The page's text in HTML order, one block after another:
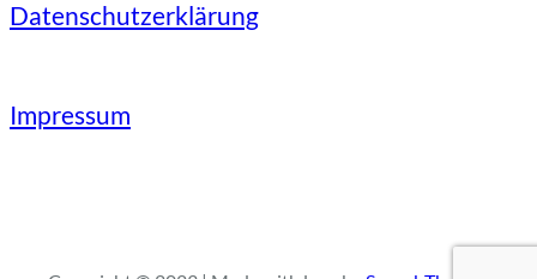
Datenschutzerklärung
Impressum